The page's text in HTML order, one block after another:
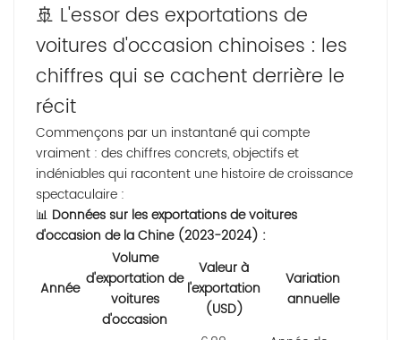
🚢 L'essor des exportations de
voitures d'occasion chinoises : les
chiffres qui se cachent derrière le
récit
Commençons par un instantané qui compte
vraiment : des chiffres concrets, objectifs et
indéniables qui racontent une histoire de croissance
spectaculaire :
📊 Données sur les exportations de voitures
d'occasion de la Chine (2023-2024) :
Année
Volume
d'exportation de
voitures
d'occasion
Valeur à
l'exportation
(USD)
Variation
annuelle